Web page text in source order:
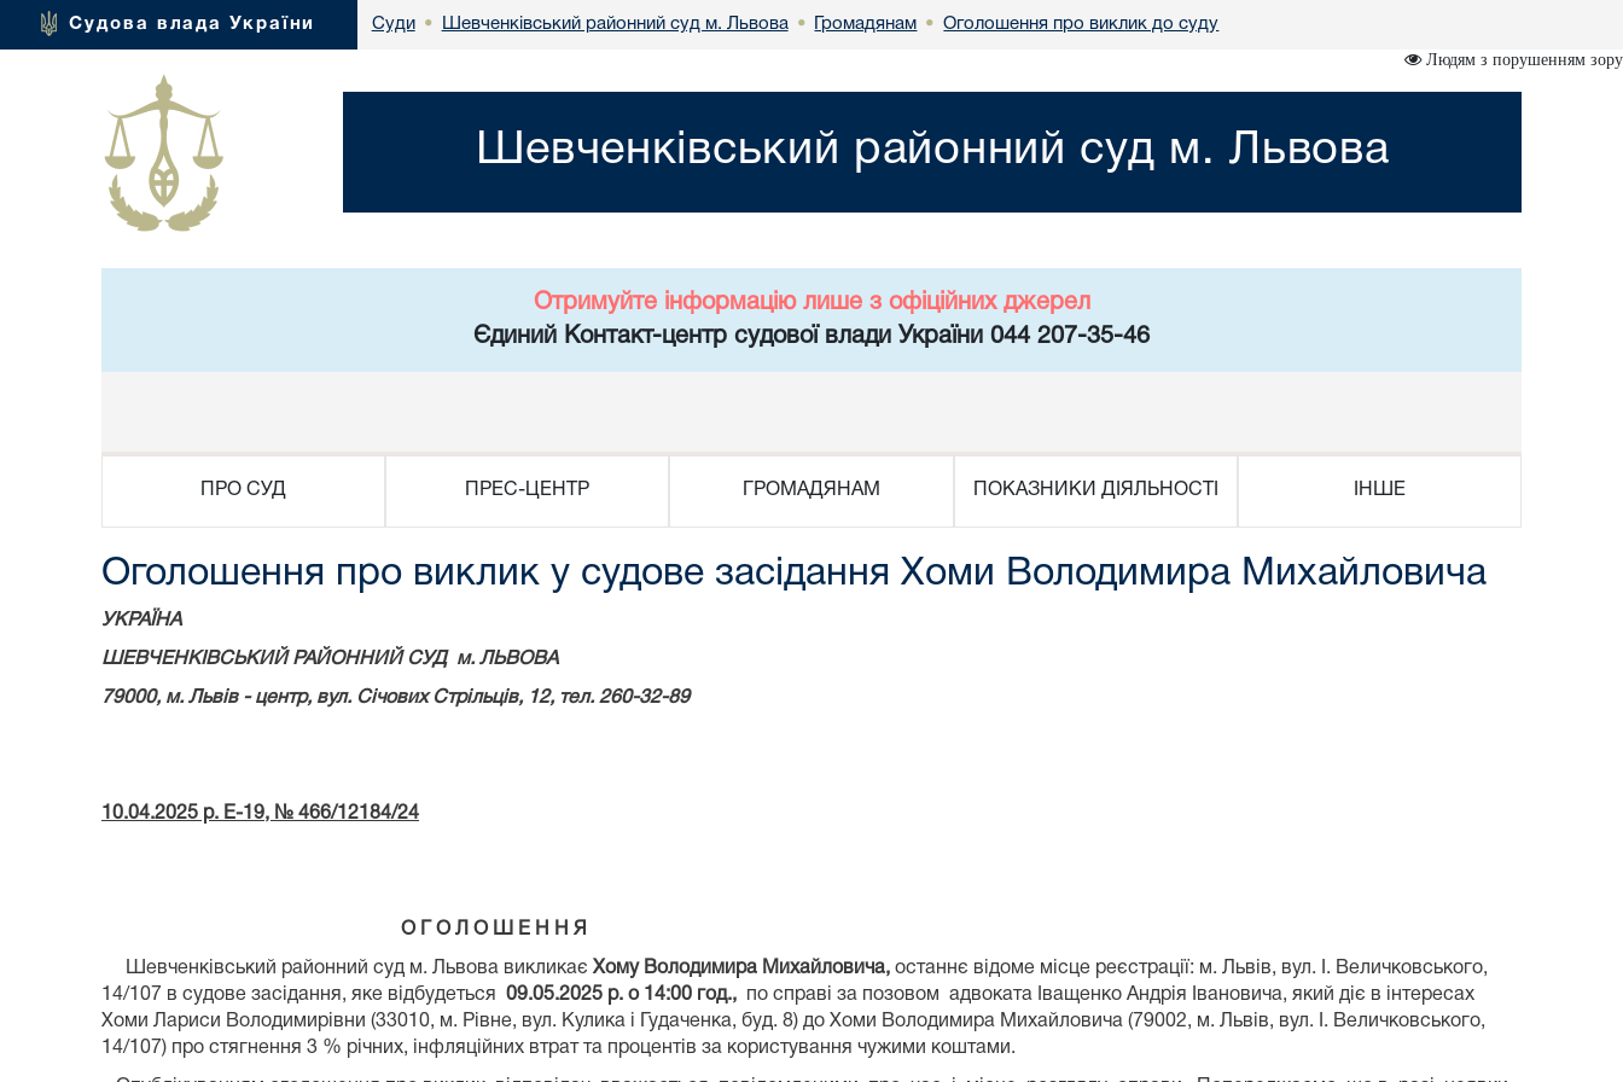
Судова влада України Суди • Шевченківський районний суд м. Львова • Громадянам • Оголошення про виклик до суду
Людям з порушенням зору
Шевченківський районний суд м. Львова
Отримуйте інформацію лише з офіційних джерел
Єдиний Контакт-центр судової влади України 044 207-35-46
ПРО СУД ПРЕС-ЦЕНТР ГРОМАДЯНАМ ПОКАЗНИКИ ДІЯЛЬНОСТІ ІНШЕ
Оголошення про виклик у судове засідання Хоми Володимира Михайловича
УКРАЇНА
ШЕВЧЕНКІВСЬКИЙ РАЙОННИЙ СУД м. ЛЬВОВА
79000, м. Львів - центр, вул. Січових Стрільців, 12, тел. 260-32-89
10.04.2025 р. Е-19, № 466/12184/24
О Г О Л О Ш Е Н Н Я
Шевченківський районний суд м. Львова викликає Хому Володимира Михайловича, останнє відоме місце реєстрації: м. Львів, вул. І. Величковського,
14/107 в судове засідання, яке відбудеться 09.05.2025 р. о 14:00 год.,
по справі за позовом адвоката Іващенко Андрія Івановича, який діє в інтересах
Хоми Лариси Володимирівни (33010, м. Рівне, вул. Кулика і Гудаченка, буд. 8) до Хоми Володимира Михайловича (79002, м. Львів, вул. І. Величковського,
14/107) про стягнення 3 % річних, інфляційних втрат та процентів за користування чужими коштами.